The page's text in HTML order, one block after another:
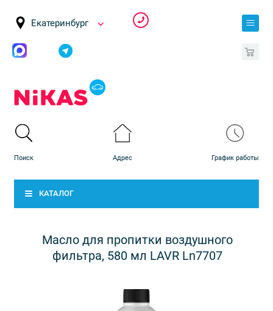
Екатеринбург
КАТАЛОГ
Масло для пропитки воздушного
фильтра, 580 мл LAVR Ln7707